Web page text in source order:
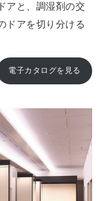
アと、調湿剤の交
ドアを切り分ける
電子カタログを見る